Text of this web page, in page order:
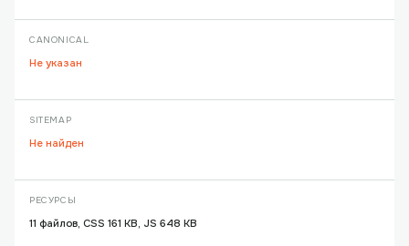
CANONICAL
Не указан
SITEMAP
Не найден
РЕСУРСЫ
11 файлов, CSS 161 KB, JS 648 KB